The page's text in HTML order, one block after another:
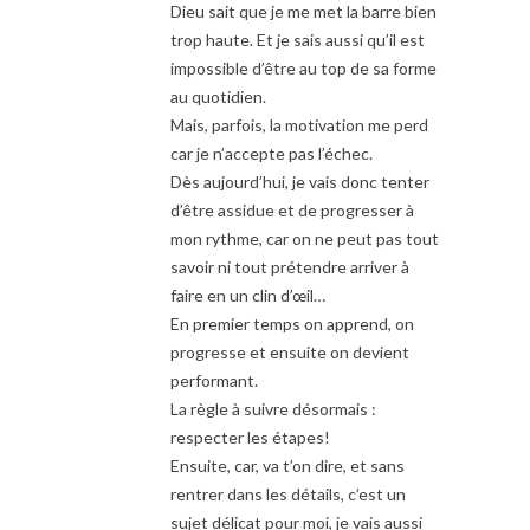
Dieu sait que je me met la barre bien
trop haute. Et je sais aussi qu’il est
impossible d’être au top de sa forme
au quotidien.
Mais, parfois, la motivation me perd
car je n’accepte pas l’échec.
Dès aujourd’hui, je vais donc tenter
d’être assidue et de progresser à
mon rythme, car on ne peut pas tout
savoir ni tout prétendre arriver à
faire en un clin d’œil…
En premier temps on apprend, on
progresse et ensuite on devient
performant.
La règle à suivre désormais :
respecter les étapes!
Ensuite, car, va t’on dire, et sans
rentrer dans les détails, c’est un
sujet délicat pour moi, je vais aussi